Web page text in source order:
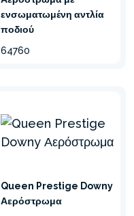
ενσωματωμένη αντλία
ποδιού
64760
Queen Prestige Downy
Αερόστρωμα